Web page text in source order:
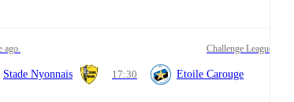
ago. Challenge League
Stade Nyonnais 17:30 Etoile Carouge